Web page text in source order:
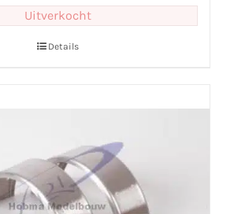
Uitverkocht
Details